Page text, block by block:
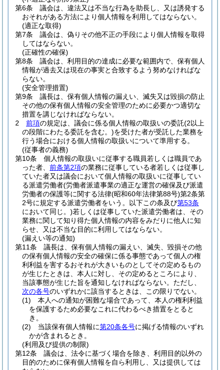
第6条
議会は、違法又は不当な行為を助長し、又は誘発する
おそれがある方法により個人情報を利用してはならない。
(適正な取得)
第7条
議会は、偽りその他不正の手段により個人情報を取得
してはならない。
(正確性の確保)
第8条
議会は、利用目的の達成に必要な範囲内で、保有個人
情報が過去又は現在の事実と合致するよう努めなければな
らない。
(安全管理措置)
第9条
議長は、保有個人情報の漏えい、滅失又は毀損の防止
その他の保有個人情報の安全管理のために必要かつ適切な
措置を講じなければならない。
2
前項の規定は、議会に係る個人情報の取扱いの委託(2以上
の段階にわたる委託を含む。)を受けた者が受託した業務を
行う場合における個人情報の取扱いについて準用する。
(従事者の義務)
第10条
個人情報の取扱いに従事する職員若しくは職員であ
った者、 前条第2項の業務に従事している者若しくは従事し
ていた者又は議会において個人情報の取扱いに従事してい
る派遣労働者(労働者派遣事業の適正な運営の確保及び派遣
労働者の保護等に関する法律(昭和60年法律第88号)第2条第
2号に規定する派遣労働者をいう。以下この条及び第53条
において同じ。)若しくは従事していた派遣労働者は、その
業務に関して知り得た個人情報の内容をみだりに他人に知
らせ、又は不当な目的に利用してはならない。
(漏えい等の通知)
第11条
議長は、保有個人情報の漏えい、滅失、毀損その他
の保有個人情報の安全の確保に係る事態であって個人の権
利利益を害するおそれが大きいものとしてその定めるもの
が生じたときは、本人に対し、その定めるところにより、
当該事態が生じた旨を通知しなければならない。 ただし、
次の各号のいずれかに該当するときは、この限りでない。
(1)
本人への通知が困難な場合であって、本人の権利利益
を保護するため必要なこれに代わるべき措置をとると
き。
(2)
当該保有個人情報に第20条各号に掲げる情報のいずれ
かが含まれるとき。
(利用及び提供の制限)
第12条
議会は、法令に基づく場合を除き、利用目的以外の
目的のために保有個人情報を自ら利用し、又は提供しては